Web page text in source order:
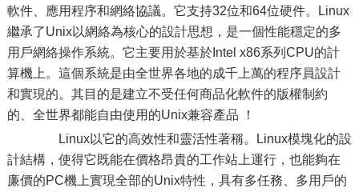
軟件、應用程序和網絡協議。它支持32位和64位硬件。Linux
繼承了Unix以網絡為核心的設計思想，是一個性能穩定的多
用戶網絡操作系統。它主要用於基於Intel x86系列CPU的計
算機上。這個系統是由全世界各地的成千上萬的程序員設計
和實現的。其目的是建立不受任何商品化軟件的版權制約
的、全世界都能自由使用的Unix兼容產品 ！
Linux以它的高效性和靈活性著稱。Linux模塊化的設
計結構，使得它既能在價格昂貴的工作站上運行，也能夠在
廉價的PC機上實現全部的Unix特性，具有多任務、多用戶的